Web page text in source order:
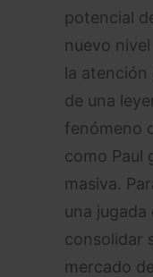
potencial
nuevo
la atención
de una
fenómeno
como Paul
masiva.
una
consolidar
mercado